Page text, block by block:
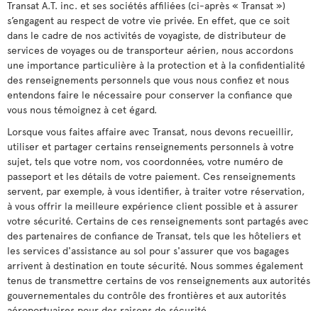
Transat A.T. inc. et ses sociétés affiliées (ci-après « Transat »)
s’engagent au respect de votre vie privée. En effet, que ce soit
dans le cadre de nos activités de voyagiste, de distributeur de
services de voyages ou de transporteur aérien, nous accordons
une importance particulière à la protection et à la confidentialité
des renseignements personnels que vous nous confiez et nous
entendons faire le nécessaire pour conserver la confiance que
vous nous témoignez à cet égard.
Lorsque vous faites affaire avec Transat, nous devons recueillir,
utiliser et partager certains renseignements personnels à votre
sujet, tels que votre nom, vos coordonnées, votre numéro de
passeport et les détails de votre paiement. Ces renseignements
servent, par exemple, à vous identifier, à traiter votre réservation,
à vous offrir la meilleure expérience client possible et à assurer
votre sécurité. Certains de ces renseignements sont partagés avec
des partenaires de confiance de Transat, tels que les hôteliers et
les services d'assistance au sol pour s'assurer que vos bagages
arrivent à destination en toute sécurité. Nous sommes également
tenus de transmettre certains de vos renseignements aux autorités
gouvernementales du contrôle des frontières et aux autorités